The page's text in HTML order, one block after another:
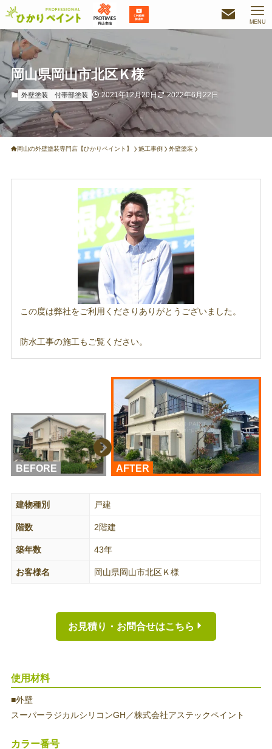
MENU
岡山県岡山市北区Ｋ様
外壁塗装 付帯部塗装 2021年12月20日 2022年6月22日
岡山の外壁塗装専門店【ひかりペイント】 施工事例 外壁塗装
この度は弊社をご利用くださりありがとうございました。
防水工事の施工もご覧ください。
BEFORE AFTER
建物種別 戸建
階数 2階建
築年数 43年
お客様名 岡山県岡山市北区Ｋ様
お見積り・お問合せはこちら
使用材料
■外壁
スーパーラジカルシリコンGH／株式会社アステックペイント
カラー番号